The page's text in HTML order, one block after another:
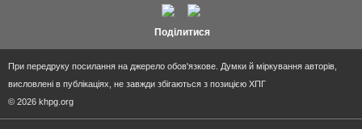
Поділитися
При передруку посилання на джерело обов'язкове. Думки й міркування авторів,
висловлені в публікаціях, не завжди збігаються з позицією ХПГ
© 2026 khpg.org